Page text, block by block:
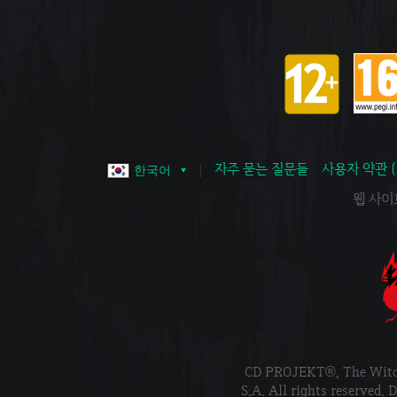
한국어 자주 묻는 질문들
사용자 약관
웹 사
CD PROJEKT®, The
S.A. All rights reserved.